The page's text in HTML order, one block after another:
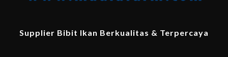
Supplier Bibit Ikan Berkualitas & Terpercaya